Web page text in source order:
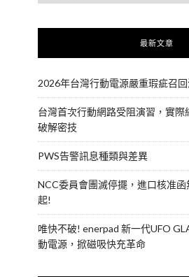
最新文章
2026年台灣行動電源嚴重瑕疵召
台灣首次行動網路受阻演習，實際
破解密技
PWS告警訊息種類與差異
NCC委員會團滅停擺，進口核准
起!
唯快不破! enerpad 新一代UFO
動電源，掀磁吸快充革命